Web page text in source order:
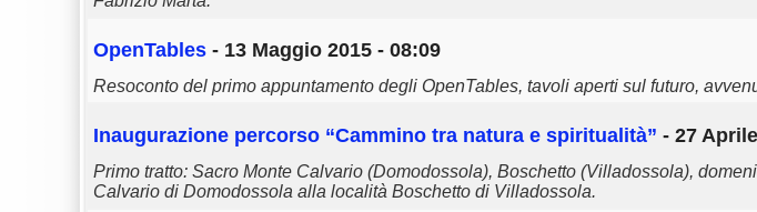
OpenTables - 13 Maggio 2015 - 08:09
Resoconto del primo appuntamento degli OpenTables, tavoli aperti sul futuro,
Inaugurazione percorso “Cammino tra natura e spiritualità” - 27
Primo tratto: Sacro Monte Calvario (Domodossola), Boschetto (Villadossola),
Calvario di Domodossola alla località Boschetto di Villadossola.